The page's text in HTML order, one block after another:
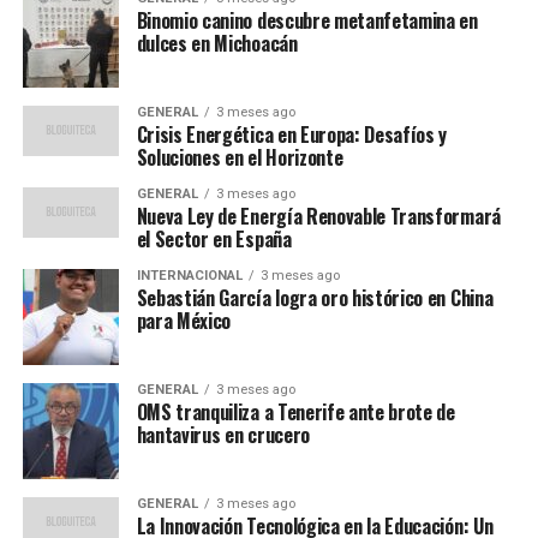
psicología de la Universidad de Utrecht, junto con
expertos en cognición de primates, llevaron a cabo
experimentos en el santuario. Schleihauf describe el
santuario como un lugar donde los chimpancés
rescatados encuentran un nuevo hogar. “Devolverlos a
su entorno original sería condenarlos a muerte”, señala.
Detalles de los experimentos
Emily Sanford, coautora del estudio y posdoctoral en la
Universidad de California en Berkeley, explica que los
experimentos se realizaron con recompensas como
trozos de manzana o cacahuetes. Los chimpancés
participaron voluntariamente en pruebas donde se les
presentaban dos cajas, una con una pista visual fuerte y
otra con una débil. Invariablemente, los chimpancés
eligieron la evidencia visual sobre la acústica.
En un segundo experimento, la pista fuerte era acústica,
Binomio canino descubre metanfetamina en
dulces en Michoacán
GENERAL 3 meses ago
Crisis Energética en Europa: Desafíos y
Soluciones en el Horizonte
GENERAL 3 meses ago
Nueva Ley de Energía Renovable Transformará
el Sector en España
INTERNACIONAL 3 meses ago
Sebastián García logra oro histórico en China
para México
GENERAL 3 meses ago
OMS tranquiliza a Tenerife ante brote de
hantavirus en crucero
GENERAL 3 meses ago
La Innovación Tecnológica en la Educación: Un